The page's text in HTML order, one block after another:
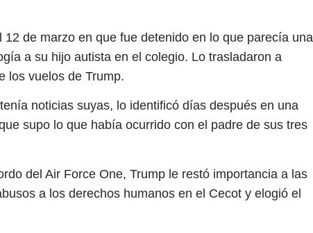
de marzo en que fue detenido en lo que parecía una
a su hijo autista en el colegio. Lo trasladaron a
los vuelos de Trump.
noticias suyas, lo identificó días después en una
supo lo que había ocurrido con el padre de sus tres
del Air Force One, Trump le restó importancia a las
a los derechos humanos en el Cecot y elogió el